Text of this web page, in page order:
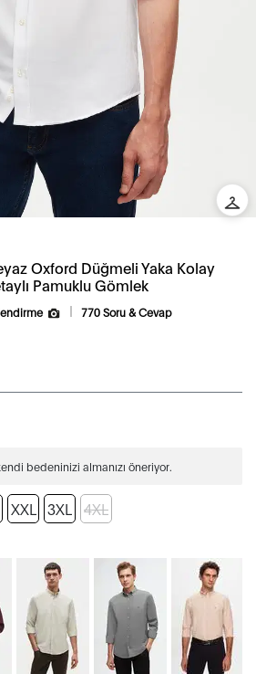
Oxford Düğmeli Yaka Kolay
Pamuklu Gömlek
770 Soru & Cevap
bedeninizi almanızı öneriyor.
XXL 3XL 4XL